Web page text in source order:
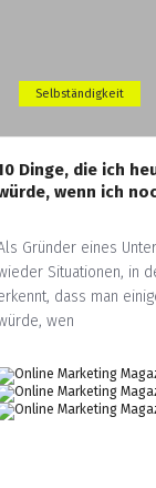
Selbständigkeit
Dinge, die ich
wenn ich
Gründer eines
Situationen, in
dass man
wen